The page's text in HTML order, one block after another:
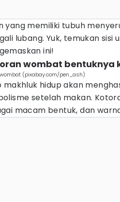
yang memiliki tubuh
lubang. Yuk, temukan sisi
ini!
wombat bentuknya
(pixabay.com/pen_ash)
makhluk hidup akan
setelah makan.
macam bentuk, dan